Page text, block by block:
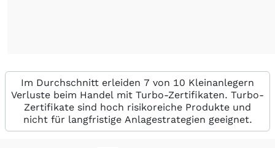
Im Durchschnitt erleiden 7 von 10 Kleinanlegern
Verluste beim Handel mit Turbo-Zertifikaten. Turbo-
Zertifikate sind hoch risikoreiche Produkte und
nicht für langfristige Anlagestrategien geeignet.